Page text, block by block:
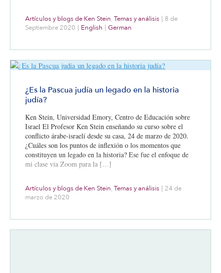
Artículos y blogs de Ken Stein, Temas y análisis | 8 de
Septiembre 2020 | English | German
¿Es la Pascua judía un legado en la historia
judía?
Ken Stein, Universidad Emory, Centro de Educación sobre
Israel El Profesor Ken Stein enseñando su curso sobre el
conflicto árabe-israelí desde su casa, 24 de marzo de 2020.
¿Cuáles son los puntos de inflexión o los momentos que
constituyen un legado en la historia? Ese fue el enfoque de
mi clase via Zoom para la […]
Artículos y blogs de Ken Stein, Temas y análisis | 24 de
marzo de 2020